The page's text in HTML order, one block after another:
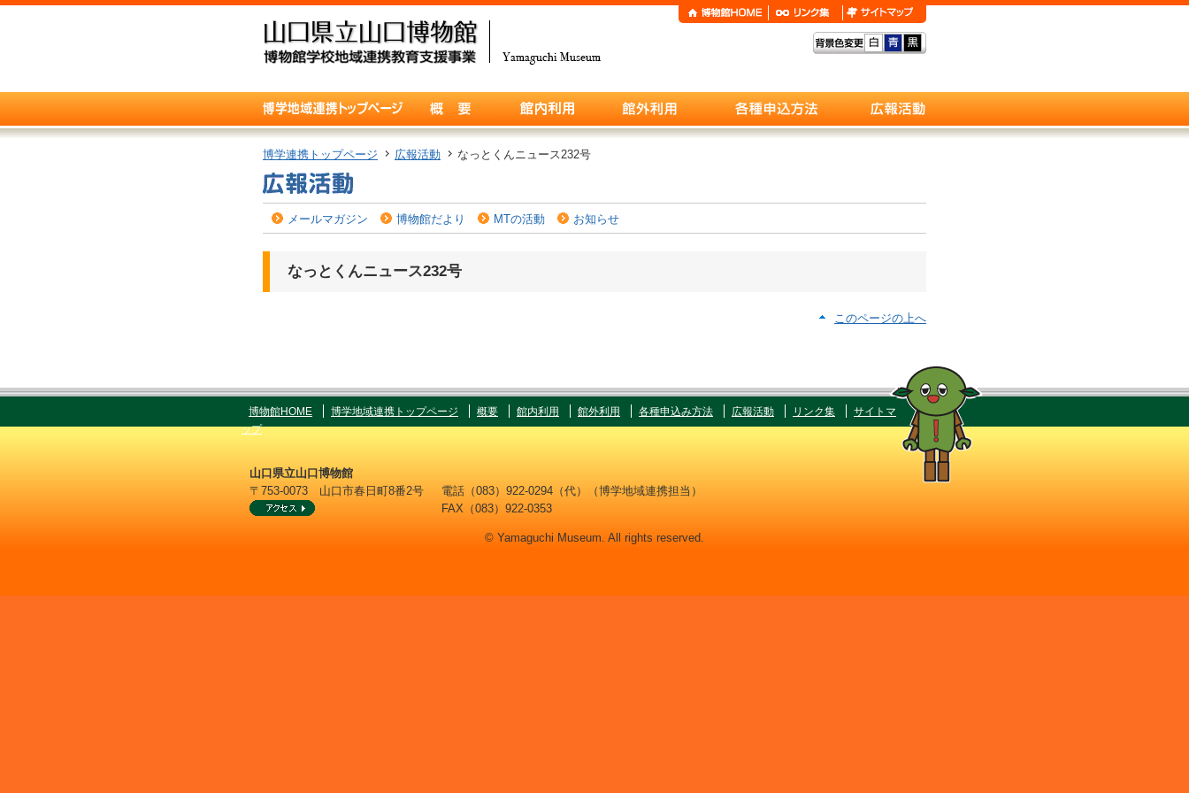
博学連携トップページ 広報活動 なっとくんニュース232号
メールマガジン 博物館だより MTの活動 お知らせ
なっとくんニュース232号
このページの上へ
博物館HOME 博学地域連携トップページ 概要 館内利用 館外利用 各種申込み方法 広報活動 リンク集
サイトマ
ップ
山口県立山口博物館
〒753-0073 山口市春日町8番2号
電話（083）922-0294（代）（博学地域連携担当）
FAX（083）922-0353
© Yamaguchi Museum. All rights reserved.